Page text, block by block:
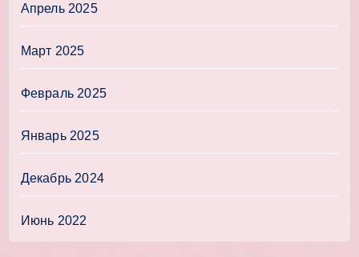
Апрель 2025
Март 2025
Февраль 2025
Январь 2025
Декабрь 2024
Июнь 2022